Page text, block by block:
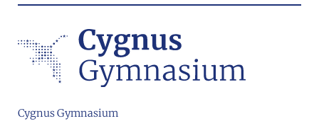
Cygnus Gymnasium